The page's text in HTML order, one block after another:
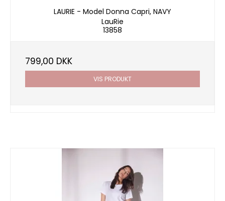
LAURIE - Model Donna Capri, NAVY
LauRie
13858
799,00 DKK
VIS PRODUKT